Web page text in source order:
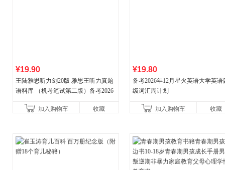
¥19.90
王陆雅思听力剑20版 雅思王听力真题
语料库 （机考笔试第二版）备考2026
新增在
加入购物车 收藏
¥19.80
备考2026年12月星火英语大学英语
级词汇周计划
加入购物车 收藏